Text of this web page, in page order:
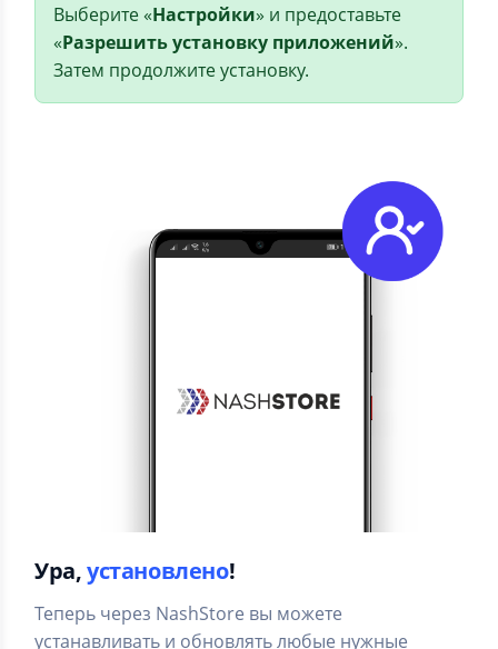
Выберите «Настройки» и предоставьте
«Разрешить установку приложений».
Затем продолжите установку.
Ура,установлено!
Теперь через NashStore вы можете
устанавливать и обновлять любые нужные